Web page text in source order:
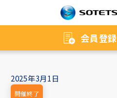
会員登録
2025年3月1日
開催終了